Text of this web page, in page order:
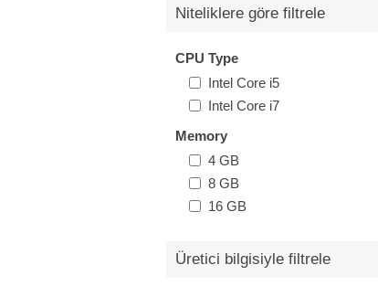
Niteliklere göre filtrele
CPU Type
Intel Core i5
Intel Core i7
Memory
4 GB
8 GB
16 GB
Üretici bilgisiyle filtrele